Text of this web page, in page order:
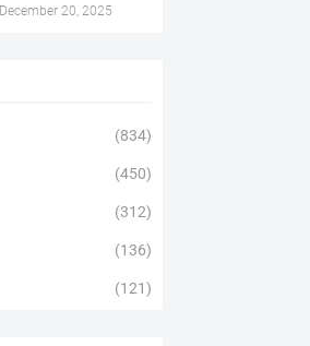
December 20, 2025
(834)
(450)
(312)
(136)
(121)